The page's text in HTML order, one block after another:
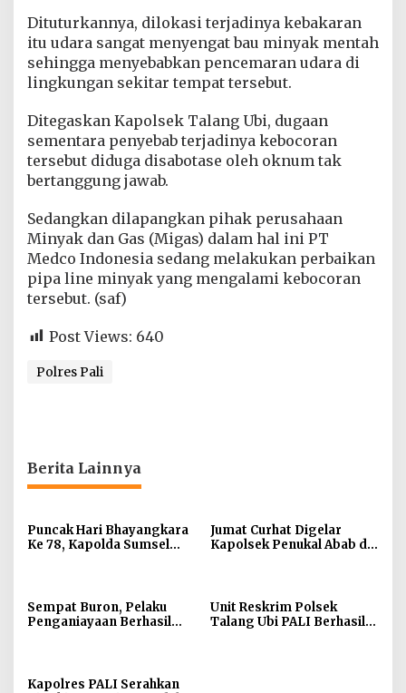
Dituturkannya, dilokasi terjadinya kebakaran
itu udara sangat menyengat bau minyak mentah
sehingga menyebabkan pencemaran udara di
lingkungan sekitar tempat tersebut.
Ditegaskan Kapolsek Talang Ubi, dugaan
sementara penyebab terjadinya kebocoran
tersebut diduga disabotase oleh oknum tak
bertanggung jawab.
Sedangkan dilapangkan pihak perusahaan
Minyak dan Gas (Migas) dalam hal ini PT
Medco Indonesia sedang melakukan perbaikan
pipa line minyak yang mengalami kebocoran
tersebut. (saf)
Post Views: 640
Polres Pali
Berita Lainnya
Puncak Hari Bhayangkara
Ke 78, Kapolda Sumsel
Jumat Curhat Digelar
Kapolsek Penukal Abab di
Sempat Buron, Pelaku
Penganiayaan Berhasil
Unit Reskrim Polsek
Talang Ubi PALI Berhasil
Kapolres PALI Serahkan